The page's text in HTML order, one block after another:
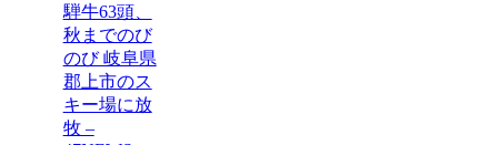
騨牛63頭、
秋までのび
のび 岐阜県
郡上市のス
キー場に放
牧 –